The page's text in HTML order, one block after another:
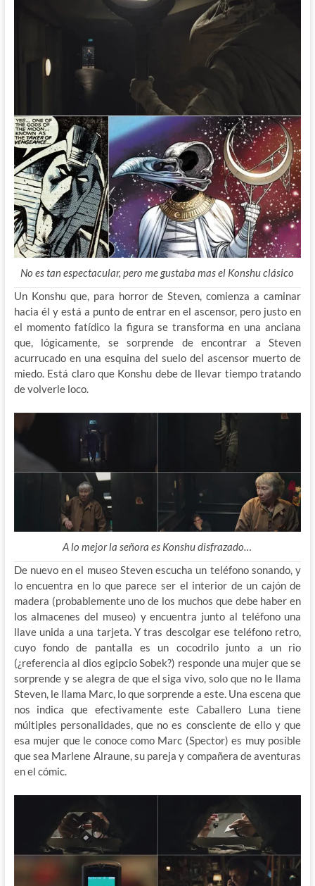
No es tan espectacular, pero me gustaba mas el Konshu clásico
Un Konshu que, para horror de Steven, comienza a caminar
hacia él y está a punto de entrar en el ascensor, pero justo en
el momento fatídico la figura se transforma en una anciana
que, lógicamente, se sorprende de encontrar a Steven
acurrucado en una esquina del suelo del ascensor muerto de
miedo. Está claro que Konshu debe de llevar tiempo tratando
de volverle loco.
A lo mejor la señora es Konshu disfrazado…
De nuevo en el museo Steven escucha un teléfono sonando, y
lo encuentra en lo que parece ser el interior de un cajón de
madera (probablemente uno de los muchos que debe haber en
los almacenes del museo) y encuentra junto al teléfono una
llave unida a una tarjeta. Y tras descolgar ese teléfono retro,
cuyo fondo de pantalla es un cocodrilo junto a un rio
(¿referencia al dios egipcio Sobek?) responde una mujer que se
sorprende y se alegra de que el siga vivo, solo que no le llama
Steven, le llama Marc, lo que sorprende a este. Una escena que
nos indica que efectivamente este Caballero Luna tiene
múltiples personalidades, que no es consciente de ello y que
esa mujer que le conoce como Marc (Spector) es muy posible
que sea Marlene Alraune, su pareja y compañera de aventuras
en el cómic.